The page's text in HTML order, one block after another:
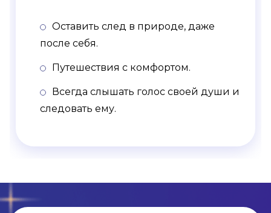
Оставить след в природе, даже
после себя.
Путешествия с комфортом.
Всегда слышать голос своей души и
следовать ему.